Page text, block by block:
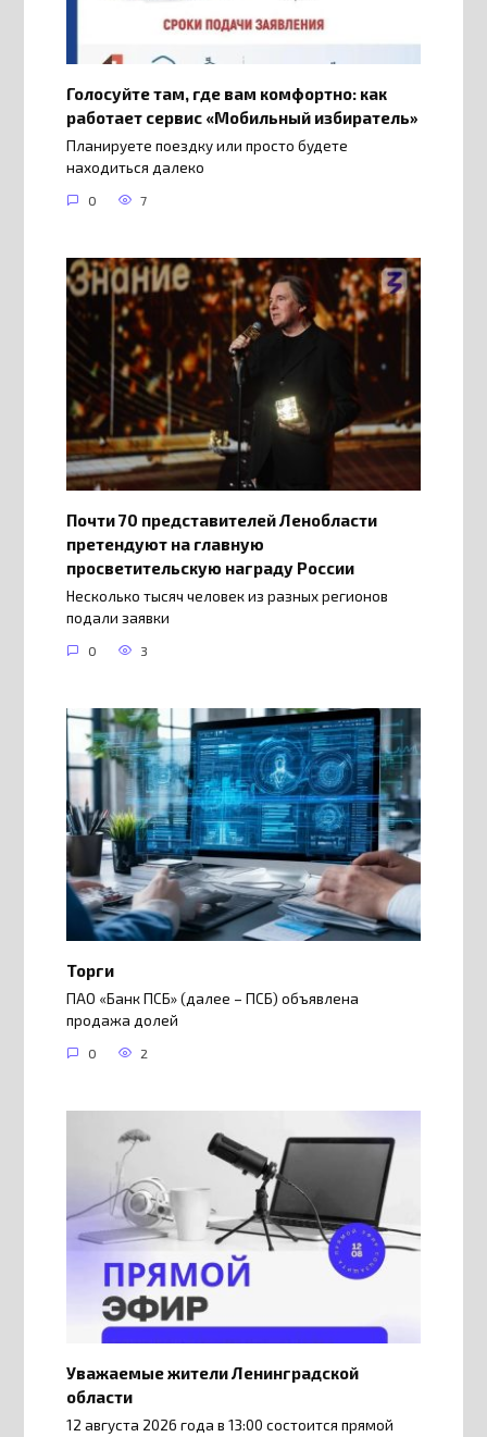
Голосуйте там, где вам комфортно: как
работает сервис «Мобильный избиратель»
Планируете поездку или просто будете
находиться далеко
0 7
Почти 70 представителей Ленобласти
претендуют на главную
просветительскую награду России
Несколько тысяч человек из разных регионов
подали заявки
0 3
Торги
ПАО «Банк ПСБ» (далее – ПСБ) объявлена
продажа долей
0 2
Уважаемые жители Ленинградской
области
12 августа 2026 года в 13:00 состоится прямой